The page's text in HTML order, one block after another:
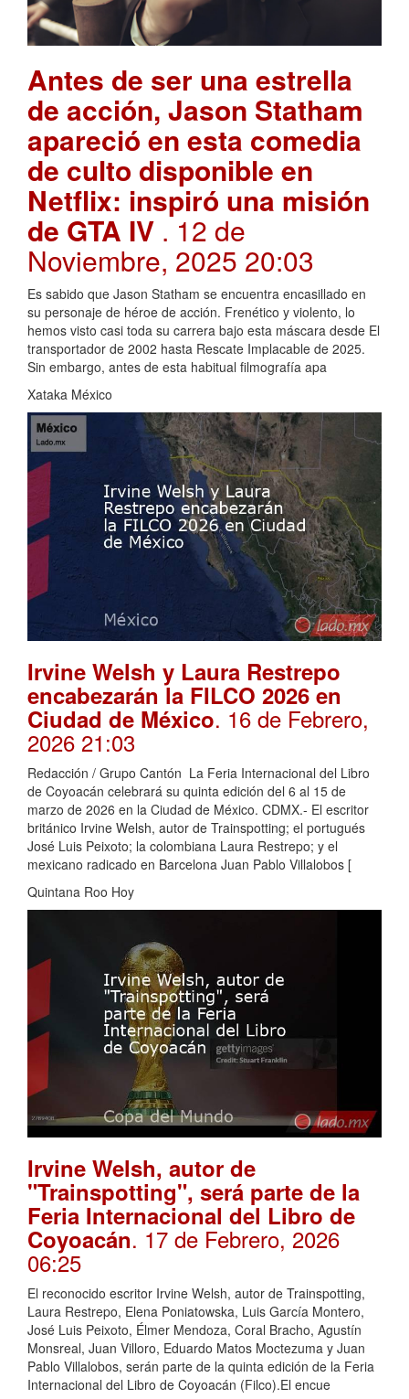
Antes de ser una estrella
de acción, Jason Statham
apareció en esta comedia
de culto disponible en
Netflix: inspiró una misión
de GTA IV . 12 de
Noviembre, 2025 20:03
Es sabido que Jason Statham se encuentra encasillado en
su personaje de héroe de acción. Frenético y violento, lo
hemos visto casi toda su carrera bajo esta máscara desde El
transportador de 2002 hasta Rescate Implacable de 2025.
Sin embargo, antes de esta habitual filmografía apa
Xataka México
Irvine Welsh y Laura Restrepo
encabezarán la FILCO 2026 en
Ciudad de México. 16 de Febrero,
2026 21:03
Redacción / Grupo Cantón La Feria Internacional del Libro
de Coyoacán celebrará su quinta edición del 6 al 15 de
marzo de 2026 en la Ciudad de México. CDMX.- El escritor
británico Irvine Welsh, autor de Trainspotting; el portugués
José Luis Peixoto; la colombiana Laura Restrepo; y el
mexicano radicado en Barcelona Juan Pablo Villalobos [
Quintana Roo Hoy
Irvine Welsh, autor de
"Trainspotting", será parte de la
Feria Internacional del Libro de
Coyoacán. 17 de Febrero, 2026
06:25
El reconocido escritor Irvine Welsh, autor de Trainspotting,
Laura Restrepo, Elena Poniatowska, Luis García Montero,
José Luis Peixoto, Élmer Mendoza, Coral Bracho, Agustín
Monsreal, Juan Villoro, Eduardo Matos Moctezuma y Juan
Pablo Villalobos, serán parte de la quinta edición de la Feria
Internacional del Libro de Coyoacán (Filco).El encue